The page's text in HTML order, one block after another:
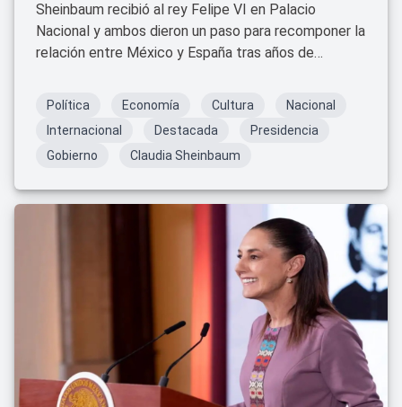
Sheinbaum recibió al rey Felipe VI en Palacio
Nacional y ambos dieron un paso para recomponer la
relación entre México y España tras años de
Política Economía Cultura
Nacional
Internacional
Destacada
Presidencia
Gobierno
Claudia Sheinbaum